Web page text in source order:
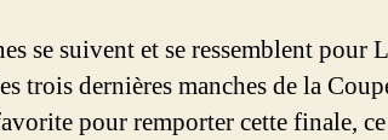
se suivent et se ressemblent pour
trois dernières manches de la
pour remporter cette finale,